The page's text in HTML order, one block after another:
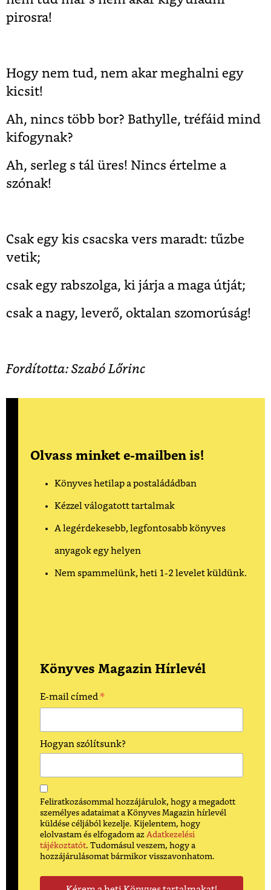
pirosra!
Hogy nem tud, nem akar meghalni egy
kicsit!
Ah, nincs több bor? Bathylle, tréfáid mind
kifogynak?
Ah, serleg s tál üres! Nincs értelme a
szónak!
Csak egy kis csacska vers maradt: tűzbe
vetik;
csak egy rabszolga, ki járja a maga útját;
csak a nagy, leverő, oktalan szomorúság!
Fordította: Szabó Lőrinc
Olvass minket e-mailben is!
Könyves hetilap a postaládádban
Kézzel válogatott tartalmak
A legérdekesebb, legfontosabb könyves
anyagok egy helyen
Nem spammelünk, heti 1-2 levelet küldünk.
Könyves Magazin Hírlevél
E-mail címed*
Hogyan szólítsunk?
Feliratkozásommal hozzájárulok, hogy a megadott
személyes adataimat a Könyves Magazin hírlevél
küldése céljából kezelje. Kijelentem, hogy
elolvastam és elfogadom az Adatkezelési
tájékoztatót. Tudomásul veszem, hogy a
hozzájárulásomat bármikor visszavonhatom.